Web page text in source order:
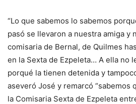
“Lo que sabemos lo sabemos
pasó se llevaron a nuestra amiga y
comisaria de Bernal, de Quilmes
en la Sexta de Ezpeleta… A ella no
porqué la tienen detenida y
aseveró José y remarcó “sabemos
la Comisaria Sexta de Ezpeleta